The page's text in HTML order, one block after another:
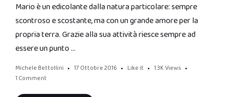
Mario è un edicolante dalla natura particolare: sempre
scontroso e scostante, ma con un grande amore per la
propria terra. Grazie alla sua attività riesce sempre ad
essere un punto …
Michele Bettollini 17 Ottobre 2016 Like it 1.3K Views
1 Comment